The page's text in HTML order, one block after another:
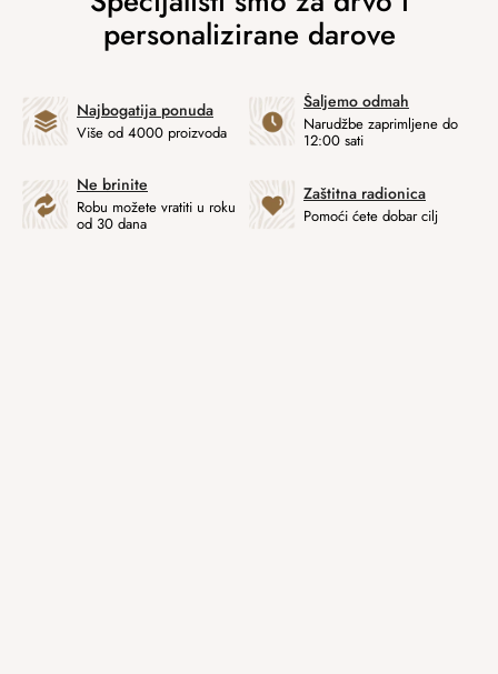
Najbogatija ponuda
Više od 4000 proizvoda
Šaljemo odmah
Narudžbe zaprimljene do
12:00 sati
Ne brinite
Robu možete vratiti u roku
od 30 dana
Zaštitna radionica
Pomoći ćete dobar cilj